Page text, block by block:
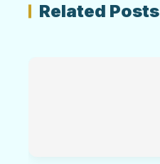
Related Posts